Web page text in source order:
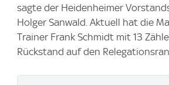
sagte der Heidenheimer
Holger Sanwald. Aktuell hat die
Trainer Frank Schmidt mit 13
Rückstand auf den